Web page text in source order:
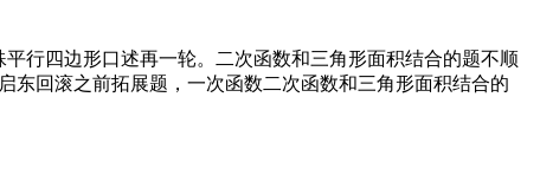
行四边形口述再一轮。二次函数和三角形面积结合的题不顺
东回滚之前拓展题，一次函数二次函数和三角形面积结合的